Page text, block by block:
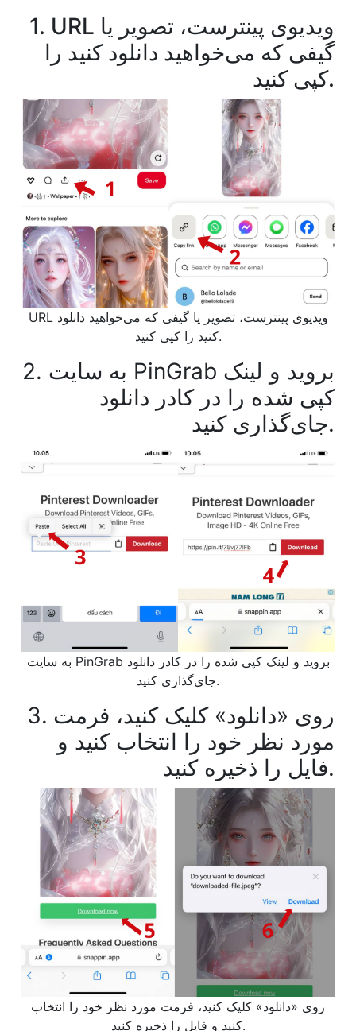
1. URL ویدیوی پینترست، تصویر یا
گیفی که می‌خواهید دانلود کنید را
کپی کنید.
URL ویدیوی پینترست، تصویر یا گیفی که می‌خواهید دانلود
کنید را کپی کنید.
2. به سایت PinGrab بروید و لینک
کپی شده را در کادر دانلود
جای‌گذاری کنید.
به سایت PinGrab بروید و لینک کپی شده را در کادر دانلود
جای‌گذاری کنید.
3. روی «دانلود» کلیک کنید، فرمت
مورد نظر خود را انتخاب کنید و
فایل را ذخیره کنید.
روی «دانلود» کلیک کنید، فرمت مورد نظر خود را انتخاب
کنید و فایل را ذخیره کنید.